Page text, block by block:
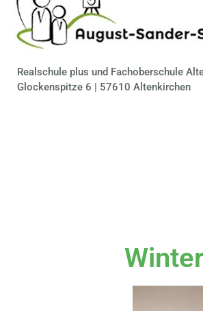
Realschule plus und Fachoberschule
Glockenspitze 6 | 57610 Altenkirchen